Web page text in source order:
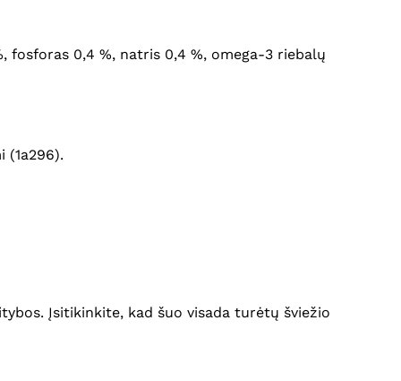
fosforas 0,4 %, natris 0,4 %, omega-3 riebalų
(1a296).
Įsitikinkite, kad šuo visada turėtų šviežio